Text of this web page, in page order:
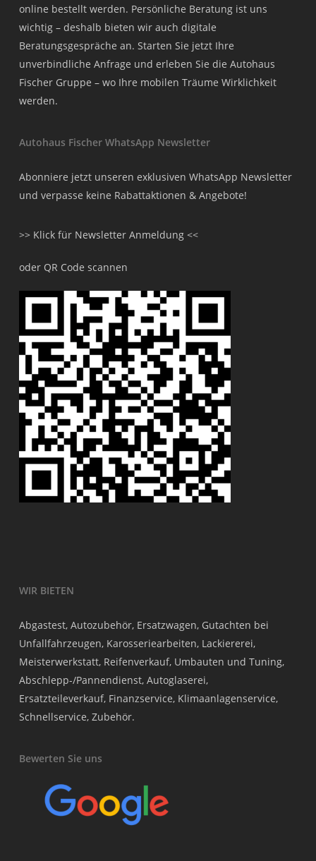
online bestellt werden. Persönliche Beratung ist uns
wichtig – deshalb bieten wir auch digitale
Beratungsgespräche an. Starten Sie jetzt Ihre
unverbindliche Anfrage und erleben Sie die Autohaus
Fischer Gruppe – wo Ihre mobilen Träume Wirklichkeit
werden.
Autohaus Fischer WhatsApp Newsletter
Abonniere jetzt unseren exklusiven WhatsApp Newsletter
und verpasse keine Rabattaktionen & Angebote!
>> Klick für Newsletter Anmeldung <<
oder QR Code scannen
WIR BIETEN
Abgastest, Autozubehör, Ersatzwagen, Gutachten bei
Unfallfahrzeugen, Karosseriearbeiten, Lackiererei,
Meisterwerkstatt, Reifenverkauf, Umbauten und Tuning,
Abschlepp-/Pannendienst, Autoglaserei,
Ersatzteileverkauf, Finanzservice, Klimaanlagenservice,
Schnellservice, Zubehör.
Bewerten Sie uns